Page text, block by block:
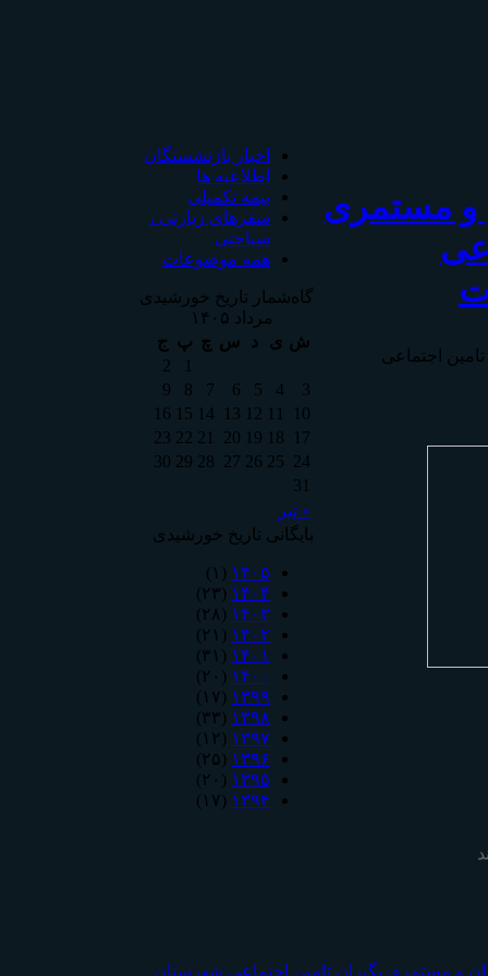
و مستمری
اجتماعی
اخبار بازنشستگان
اطلاعیه ها
بیمه تکمیلی
سفرهای زیارتی ،
سیاحتی
همه موضوعات
گاه‌شمار تاریخ خورشیدی
مرداد ۱۴۰۵
ش ی د س چ پ ج
« تیر
1
2
3
4
5
6
7
8
9
10
11
12
13
14
15
16
17
18
19
20
21
22
23
24
25
26
27
28
29
30
31
بایگانی تاریخ خورشیدی
۱۴۰۵ (۱)
۱۴۰۴ (۲۳)
۱۴۰۳ (۲۸)
۱۴۰۲ (۲۱)
۱۴۰۱ (۳۱)
۱۴۰۰ (۲۰)
۱۳۹۹ (۱۷)
۱۳۹۸ (۳۳)
۱۳۹۷ (۱۲)
۱۳۹۶ (۲۵)
۱۳۹۵ (۲۰)
۱۳۹۴ (۱۷)
و مستمری بگیران تامين اجتماعی شهرستان